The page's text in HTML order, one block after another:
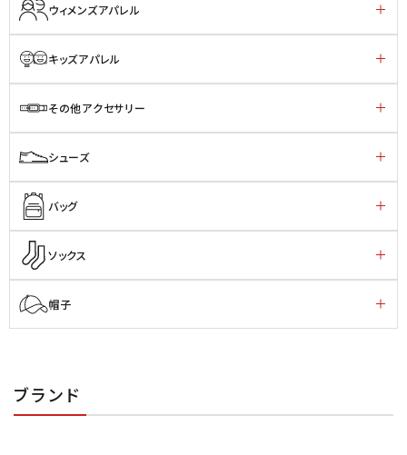
ウィメンズアパレル
キッズアパレル
その他アクセサリー
シューズ
バッグ
ソックス
帽子
ブランド